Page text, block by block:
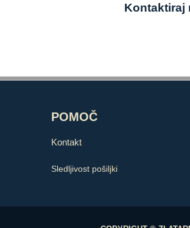
Kontaktiraj
POMOČ
Kontakt
Sledljivost pošiljki